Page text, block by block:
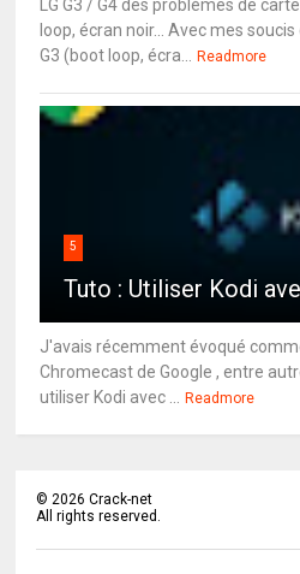
LG G3 / G4 des problèmes de
loop, écran noir... Avec mes
G3 (boot loop, écra...
Readmore
5
Tuto : Utiliser Kodi
J'avais récemment évoqué
Chromecast de Google , entre
utiliser Kodi avec ...
Readmore
© 2026 Crack-net
All rights reserved.